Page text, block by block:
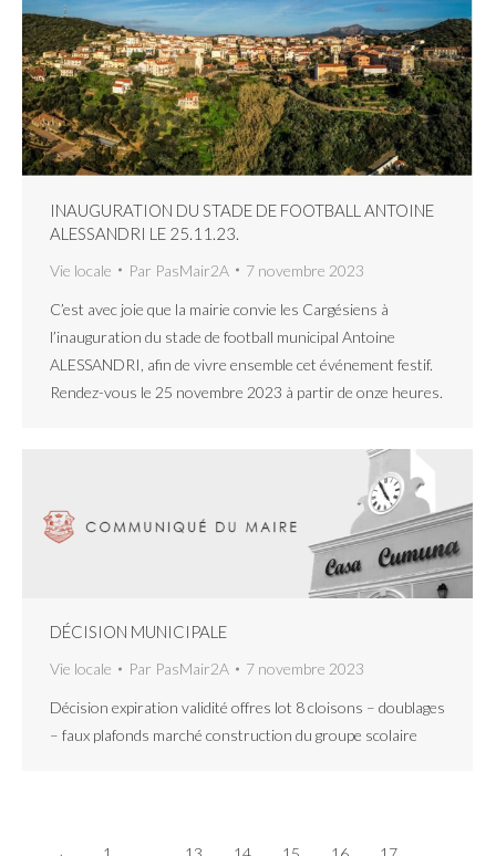
INAUGURATION DU STADE DE FOOTBALL ANTOINE
ALESSANDRI LE 25.11.23.
Vie locale Par PasMair2A 7 novembre 2023
C’est avec joie que la mairie convie les Cargésiens à
l’inauguration du stade de football municipal Antoine
ALESSANDRI, afin de vivre ensemble cet événement festif.
Rendez-vous le 25 novembre 2023 à partir de onze heures.
DÉCISION MUNICIPALE
Vie locale Par PasMair2A 7 novembre 2023
Décision expiration validité offres lot 8 cloisons – doublages
– faux plafonds marché construction du groupe scolaire